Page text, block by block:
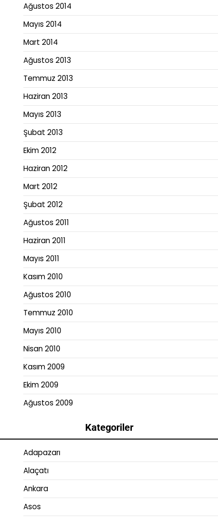
Ağustos 2014
Mayıs 2014
Mart 2014
Ağustos 2013
Temmuz 2013
Haziran 2013
Mayıs 2013
Şubat 2013
Ekim 2012
Haziran 2012
Mart 2012
Şubat 2012
Ağustos 2011
Haziran 2011
Mayıs 2011
Kasım 2010
Ağustos 2010
Temmuz 2010
Mayıs 2010
Nisan 2010
Kasım 2009
Ekim 2009
Ağustos 2009
Kategoriler
Adapazarı
Alaçatı
Ankara
Asos